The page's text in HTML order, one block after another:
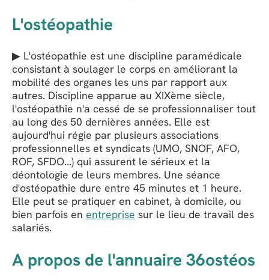
L'ostéopathie
▶ L'ostéopathie est une discipline paramédicale
consistant à soulager le corps en améliorant la
mobilité des organes les uns par rapport aux
autres. Discipline apparue au XIXème siècle,
l'ostéopathie n'a cessé de se professionnaliser tout
au long des 50 dernières années. Elle est
aujourd'hui régie par plusieurs associations
professionnelles et syndicats (UMO, SNOF, AFO,
ROF, SFDO...) qui assurent le sérieux et la
déontologie de leurs membres. Une séance
d'ostéopathie dure entre 45 minutes et 1 heure.
Elle peut se pratiquer en cabinet, à domicile, ou
bien parfois en entreprise sur le lieu de travail des
salariés.
A propos de l'annuaire 36ostéos